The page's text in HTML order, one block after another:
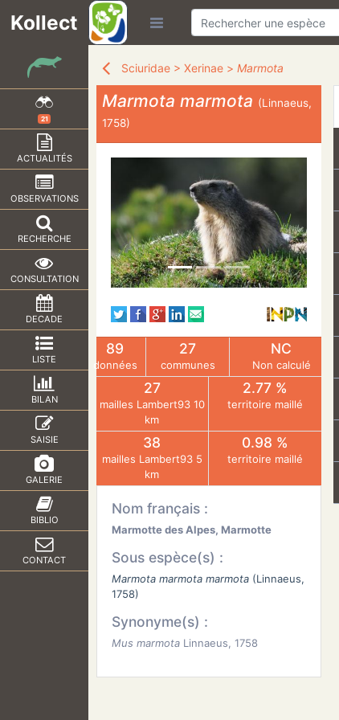
Kollect
21
ACTUALITÉS
OBSERVATIONS
RECHERCHE
CONSULTATION
DECADE
LISTE
BILAN
SAISIE
GALERIE
BIBLIO
CONTACT
Sciuridae > Xerinae > Marmota
Marmota marmota (Linnaeus,
1758)
89
données
27
communes
NC
Non calculé
27
mailles Lambert93 10
km
2.77 %
territoire maillé
38
mailles Lambert93 5
km
0.98 %
territoire maillé
Nom français :
Marmotte des Alpes, Marmotte
Sous espèce(s) :
Marmota marmota marmota(Linnaeus,
1758)
Synonyme(s) :
Mus marmotaLinnaeus, 1758